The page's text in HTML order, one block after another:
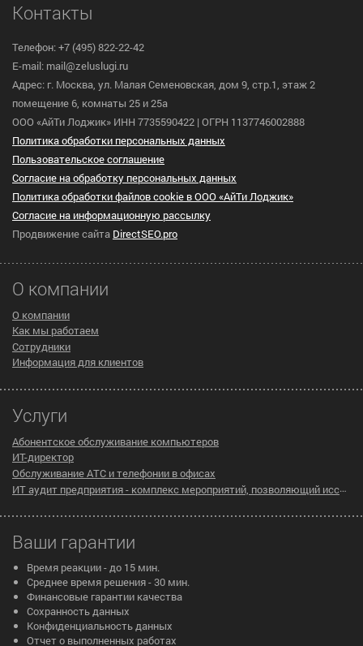
Контакты
Телефон: +7 (495) 822-22-42
E-mail: mail@zeluslugi.ru
Адрес: г. Москва, ул. Малая Семеновская, дом 9, стр.1, этаж 2
помещение 6, комнаты 25 и 25а
ООО «АйТи Лоджик» ИНН 7735590422 | ОГРН 1137746002888
Политика обработки персональных данных
Пользовательское cоглашение
Согласие на обработку персональных данных
Политика обработки файлов cookie в ООО «АйТи Лоджик»
Согласие на информационную рассылку
Продвижение сайта DirectSEO.pro
О компании
О компании
Как мы работаем
Сотрудники
Информация для клиентов
Услуги
Абонентское обслуживание компьютеров
ИТ-директор
Обслуживание АТС и телефонии в офисах
ИТ аудит предприятия - комплекс мероприятий, позволяющий исследовать существующую инфраструктуру компании на предмет эффективности ее работы
Ваши гарантии
Время реакции - до 15 мин.
Среднее время решения - 30 мин.
Финансовые гарантии качества
Сохранность данных
Конфиденциальность данных
Отчет о выполненных работах